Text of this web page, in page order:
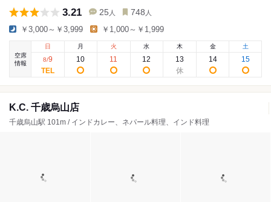
3.21 25 人 748 人
￥3,000～￥3,999 ￥1,000～￥1,999
空席
情報
日
8/9
月
10
火
11
水
12
木
13
金
14
土
15
K.C. 千歳烏山店
千歳烏山駅 101m / インドカレー、ネパール料理、インド料理